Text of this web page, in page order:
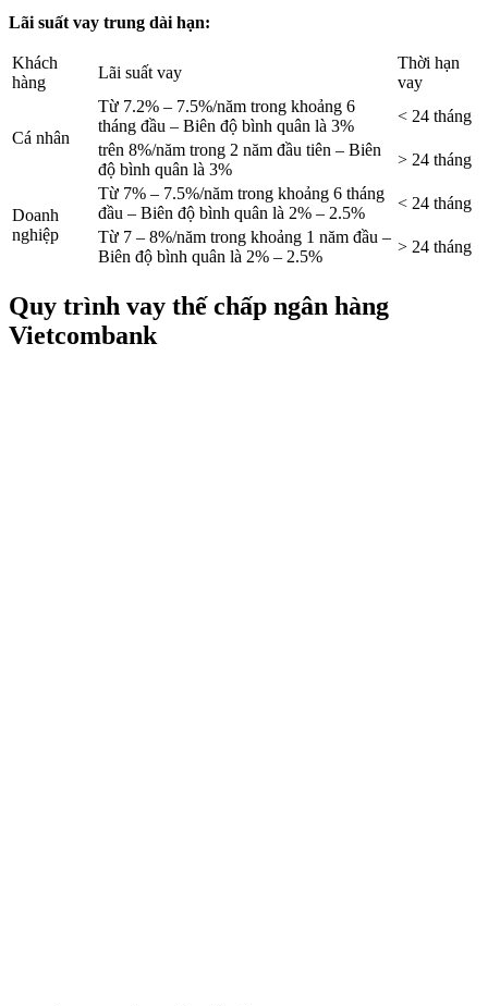
Lãi suất vay trung dài hạn:
Khách
hàng
Lãi suất vay
Thời hạn
vay
Cá nhân
Từ 7.2% – 7.5%/năm trong khoảng 6
tháng đầu – Biên độ bình quân là 3%
< 24 tháng
trên 8%/năm trong 2 năm đầu tiên – Biên
độ bình quân là 3%
> 24 tháng
Doanh
nghiệp
Từ 7% – 7.5%/năm trong khoảng 6 tháng
đầu – Biên độ bình quân là 2% – 2.5%
< 24 tháng
Từ 7 – 8%/năm trong khoảng 1 năm đầu –
Biên độ bình quân là 2% – 2.5%
> 24 tháng
Quy trình vay thế chấp ngân hàng
Vietcombank